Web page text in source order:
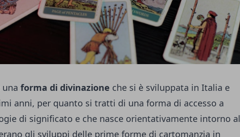
una forma di divinazione che si è sviluppata in Italia e
anni, per quanto si tratti di una forma di accesso a
di significato e che nasce orientativamente intorno al
gli sviluppi delle prime forme di cartomanzia in